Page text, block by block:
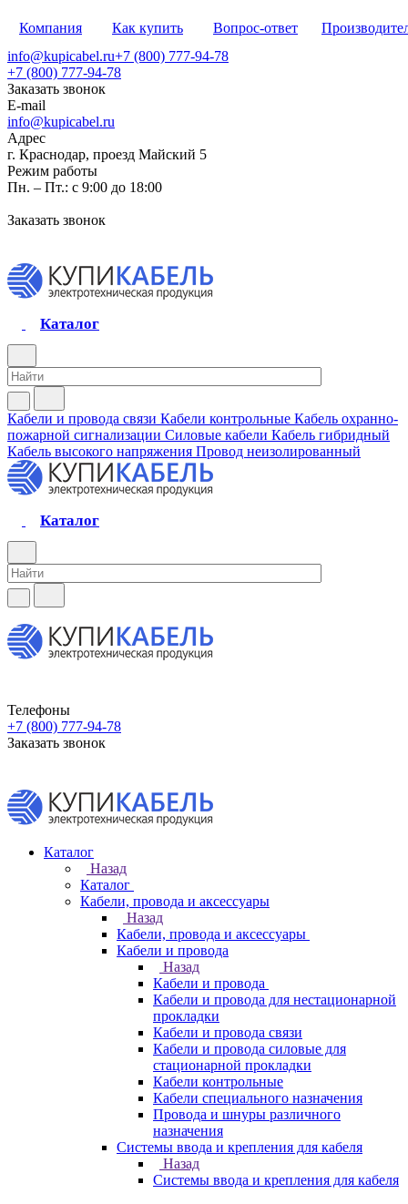
Компания Как купить Вопрос-ответ
info@kupicabel.ru+7 (800) 777-94-78
+7 (800) 777-94-78
Заказать звонок
E-mail
info@kupicabel.ru
Адрес
г. Краснодар, проезд Майский 5
Режим работы
Пн. – Пт.: с 9:00 до 18:00
Заказать звонок
Каталог
Кабели и провода связи Кабели контрольные Кабель охранно-
пожарной сигнализации Силовые кабели Кабель гибридный
Кабель высокого напряжения Провод неизолированный
Каталог
Телефоны
+7 (800) 777-94-78
Заказать звонок
Каталог
Назад
Каталог
Кабели, провода и аксессуары
Назад
Кабели, провода и аксессуары
Кабели и провода
Назад
Кабели и провода
Кабели и провода для нестационарной
прокладки
Кабели и провода связи
Кабели и провода силовые для
стационарной прокладки
Кабели контрольные
Кабели специального назначения
Провода и шнуры различного
назначения
Системы ввода и крепления для кабеля
Назад
Системы ввода и крепления для кабеля